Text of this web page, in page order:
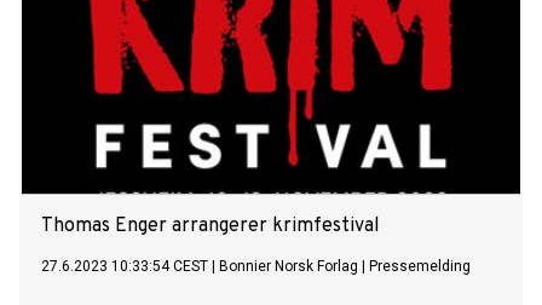
Thomas Enger arrangerer krimfestival
27.6.2023 10:33:54 CEST Bonnier Norsk Forlag Pressemelding